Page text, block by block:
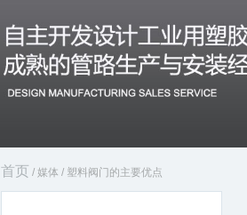
首页 / 媒体 / 塑料阀门的主要优点